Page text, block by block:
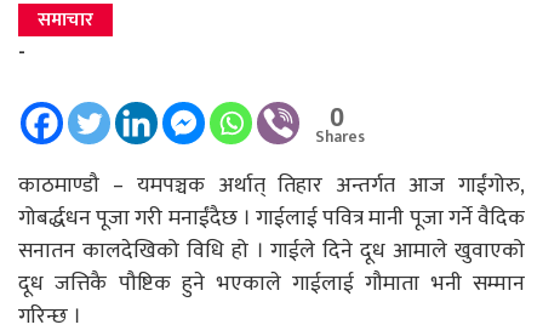
समाचार
-
0
Shares
काठमाण्डौ – यमपञ्चक अर्थात् तिहार अन्तर्गत आज गाईंगोरु,
गोबर्द्धधन पूजा गरी मनाईंदैछ । गाईलाई पवित्र मानी पूजा गर्ने वैदिक
सनातन कालदेखिको विधि हो । गाईले दिने दूध आमाले खुवाएको
दूध जत्तिकै पौष्टिक हुने भएकाले गाईलाई गौमाता भनी सम्मान
गरिन्छ ।